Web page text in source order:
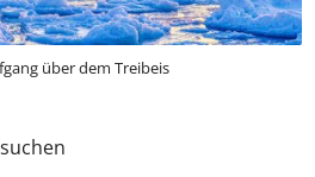
über dem Treibeis